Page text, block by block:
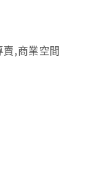
,商業空間